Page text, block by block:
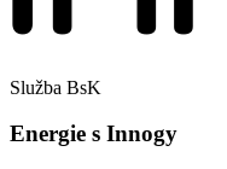
Služba BsK
Energie s Innogy